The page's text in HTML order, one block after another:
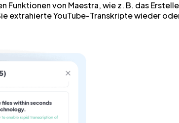
von Maestra, wie z. B. das
extrahierte YouTube-Transkripte wieder